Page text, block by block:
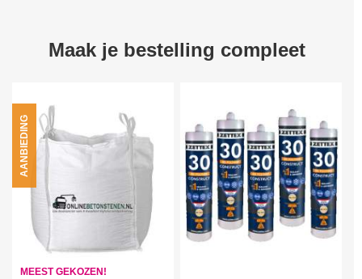
Maak je bestelling compleet
MEEST GEKOZEN!
AANBIEDING